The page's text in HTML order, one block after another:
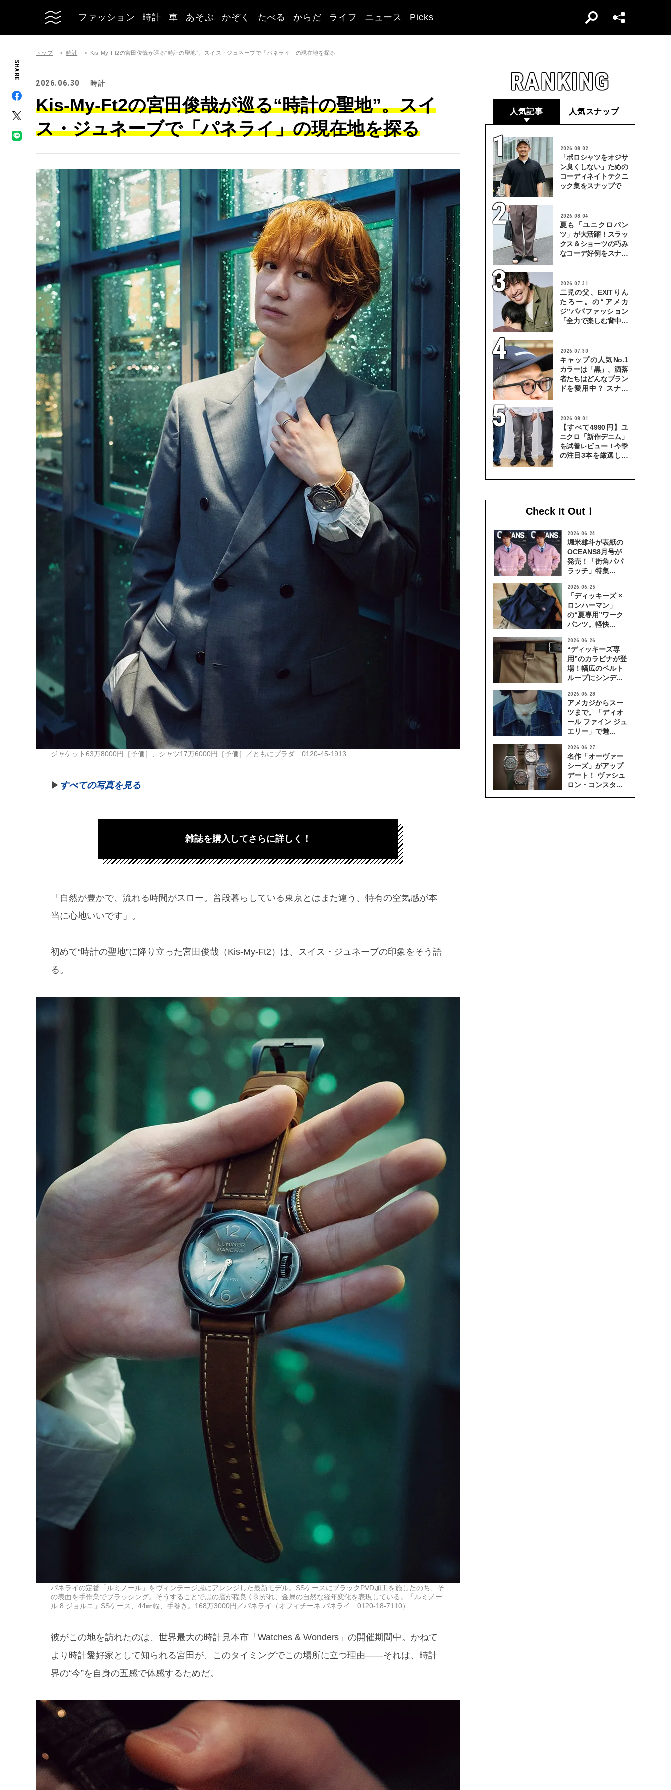
ファッション 時計 車 あそぶ かぞく たべる からだ ライフ ニュース Picks
SHARE
トップ 時計 Kis-My-Ft2の宮田俊哉が巡る“時計の聖地”。スイス・ジュネーブで「パネライ」の現在地を探る
2026.06.30 時計
Kis-My-Ft2の宮田俊哉が巡る“時計の聖地”。スイ
ス・ジュネーブで「パネライ」の現在地を探る
ジャケット63万8000円［予価］、シャツ17万6000円［予価］／ともにプラダ 0120-45-1913
▶︎ すべての写真を見る
雑誌を購入してさらに詳しく！
「自然が豊かで、流れる時間がスロー。普段暮らしている東京とはまた違う、特有の空気感が本
当に心地いいです」。
初めて“時計の聖地”に降り立った宮田俊哉（Kis-My-Ft2）は、スイス・ジュネーブの印象をそう語
る。
パネライの定番「ルミノール」をヴィンテージ風にアレンジした最新モデル。SSケースにブラックPVD加工を施したのち、そ
の表面を手作業でブラッシング。そうすることで黒の層が程良く剥がれ、金属の自然な経年変化を表現している。「ルミノー
ル 8 ジョルニ」SSケース、44㎜幅、手巻き。168万3000円／パネライ（オフィチーネ パネライ 0120-18-7110）
彼がこの地を訪れたのは、世界最大の時計見本市「Watches & Wonders」の開催期間中。かねて
より時計愛好家として知られる宮田が、このタイミングでこの場所に立つ理由——それは、時計
界の“今”を自身の五感で体感するためだ。
RANKING
人気記事 人気スナップ
2026.08.02
「ポロシャツをオジサ
ン臭くしない」ための
コーディネイトテクニ
ック集をスナップで
2026.08.04
夏も「ユニクロパン
ツ」が大活躍！スラッ
クス＆ショーツの巧み
なコーデ好例をスナッ
2026.07.31
二児の父、EXITりん
たろー。の“アメカ
ジ”パパファッション
「全力で楽しむ背中を
2026.07.30
キャップの人気No.1
カラーは「黒」。洒落
者たちはどんなブラン
ドを愛用中？ スナッ
2026.08.01
【すべて4990円】ユ
ニクロ「新作デニム」
を試着レビュー！今季
の注目3本を厳選して
Check It Out！
2026.06.24
堀米雄斗が表紙の
OCEANS8月号が
発売！「街角パパ
ラッチ」特集...
2026.06.25
「ディッキーズ ×
ロンハーマン」
の“夏専用”ワーク
パンツ。軽快...
2026.06.26
“ディッキーズ専
用”のカラビナが登
場！幅広のベルト
ループにシンデ...
2026.06.28
アメカジからスー
ツまで。「ディオ
ール ファイン ジュ
エリー」で魅...
2026.06.27
名作「オーヴァー
シーズ」がアップ
デート！ ヴァシュ
ロン・コンスタ...